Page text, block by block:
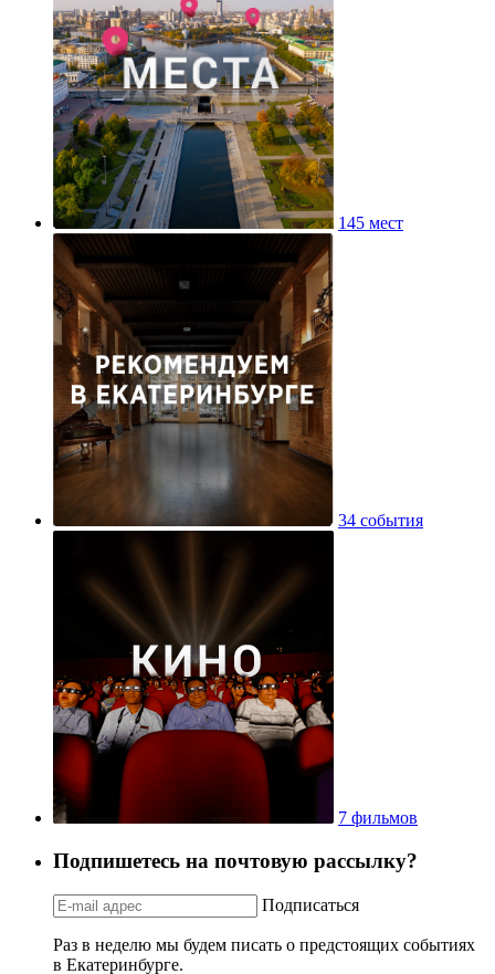
145 мест
34 события
7 фильмов
Подпишетесь на почтовую рассылку?
Подписаться
Раз в неделю мы будем писать о предстоящих событиях
в Екатеринбурге.